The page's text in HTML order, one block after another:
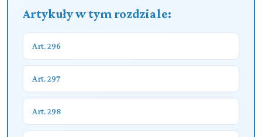
Artykuły w tym rozdziale:
Art. 296
Art. 297
Art. 298